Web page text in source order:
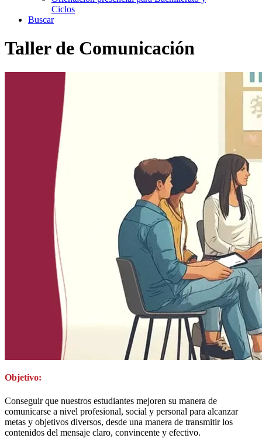
Ciclos
Buscar
Taller de Comunicación
Objetivo:
Conseguir que nuestros estudiantes mejoren su manera de
comunicarse a nivel profesional, social y personal para alcanzar
metas y objetivos diversos, desde una manera de transmitir los
contenidos del mensaje claro, convincente y efectivo.